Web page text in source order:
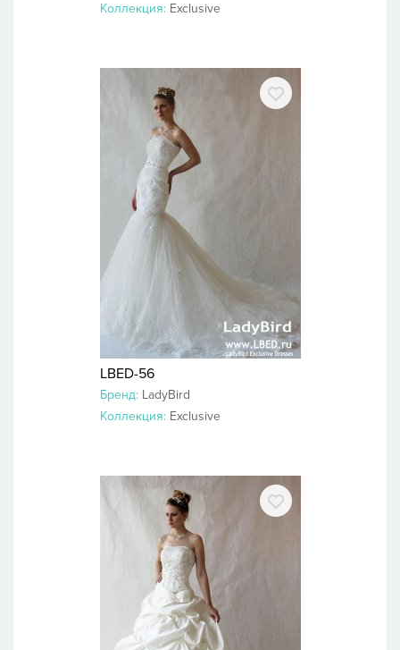
Коллекция: Exclusive
LBED-56
Бренд: LadyBird
Коллекция: Exclusive